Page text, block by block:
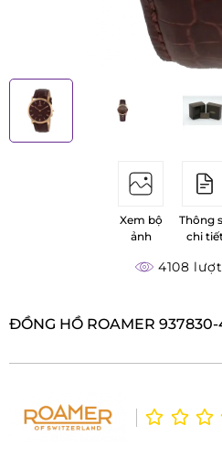
Xem bộ
ảnh
Thông
chi
4108
ĐỒNG HỒ ROAMER